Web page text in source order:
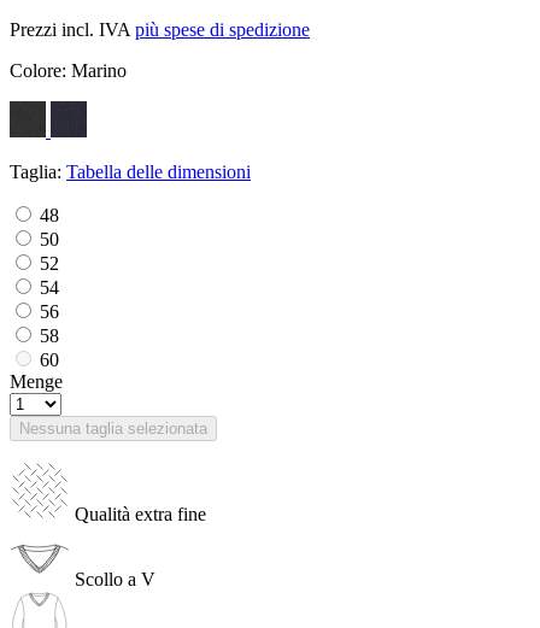
Prezzi incl. IVA più spese di spedizione
Colore: Marino
Taglia: Tabella delle dimensioni
48
50
52
54
56
58
60
Menge
Nessuna taglia selezionata
Qualità extra fine
Scollo a V